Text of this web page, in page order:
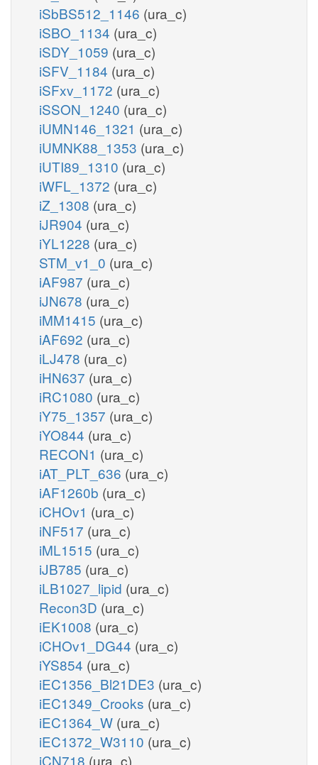
iSbBS512_1146 (ura_c)
iSBO_1134 (ura_c)
iSDY_1059 (ura_c)
iSFV_1184 (ura_c)
iSFxv_1172 (ura_c)
iSSON_1240 (ura_c)
iUMN146_1321 (ura_c)
iUMNK88_1353 (ura_c)
iUTI89_1310 (ura_c)
iWFL_1372 (ura_c)
iZ_1308 (ura_c)
iJR904 (ura_c)
iYL1228 (ura_c)
STM_v1_0 (ura_c)
iAF987 (ura_c)
iJN678 (ura_c)
iMM1415 (ura_c)
iAF692 (ura_c)
iLJ478 (ura_c)
iHN637 (ura_c)
iRC1080 (ura_c)
iY75_1357 (ura_c)
iYO844 (ura_c)
RECON1 (ura_c)
iAT_PLT_636 (ura_c)
iAF1260b (ura_c)
iCHOv1 (ura_c)
iNF517 (ura_c)
iML1515 (ura_c)
iJB785 (ura_c)
iLB1027_lipid (ura_c)
Recon3D (ura_c)
iEK1008 (ura_c)
iCHOv1_DG44 (ura_c)
iYS854 (ura_c)
iEC1356_Bl21DE3 (ura_c)
iEC1349_Crooks (ura_c)
iEC1364_W (ura_c)
iEC1372_W3110 (ura_c)
iCN718 (ura_c)